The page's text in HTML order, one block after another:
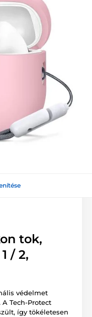
tok,
/ 2,
védelmet
Tech-Protect
így tökéletesen